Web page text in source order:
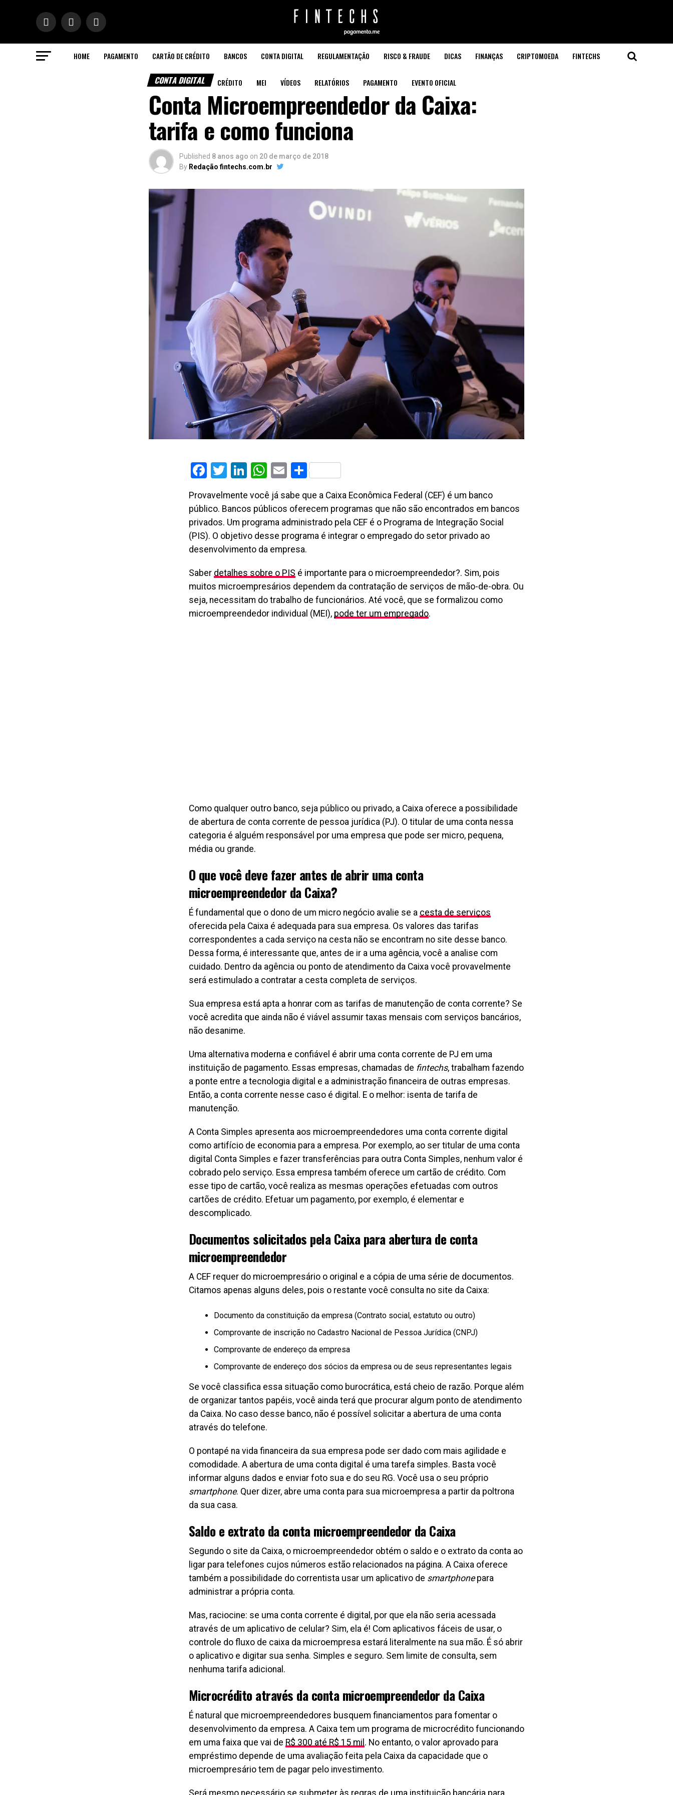
HOME PAGAMENTO CARTÃO DE CRÉDITO BANCOS CONTA DIGITAL REGULAMENTAÇÃO RISCO & FRAUDE DICAS FINANÇAS CRIPTOMOEDA FINTECHS
CRÉDITO MEI VÍDEOS RELATÓRIOS PAGAMENTO EVENTO OFICIAL
CONTA DIGITAL
Conta Microempreendedor da Caixa:
tarifa e como funciona
Published 8 anos ago on 20 de março de 2018
By Redação fintechs.com.br
Facebook
Twitter
LinkedIn
WhatsApp
EmailShare
Provavelmente você já sabe que a Caixa Econômica Federal (CEF) é um banco
público. Bancos públicos oferecem programas que não são encontrados em bancos
privados. Um programa administrado pela CEF é o Programa de Integração Social
(PIS). O objetivo desse programa é integrar o empregado do setor privado ao
desenvolvimento da empresa.
Saber detalhes sobre o PIS é importante para o microempreendedor?. Sim, pois
muitos microempresários dependem da contratação de serviços de mão-de-obra. Ou
seja, necessitam do trabalho de funcionários. Até você, que se formalizou como
microempreendedor individual (MEI), pode ter um empregado.
Como qualquer outro banco, seja público ou privado, a Caixa oferece a possibilidade
de abertura de conta corrente de pessoa jurídica (PJ). O titular de uma conta nessa
categoria é alguém responsável por uma empresa que pode ser micro, pequena,
média ou grande.
O que você deve fazer antes de abrir uma conta
microempreendedor da Caixa?
É fundamental que o dono de um micro negócio avalie se a cesta de serviços
oferecida pela Caixa é adequada para sua empresa. Os valores das tarifas
correspondentes a cada serviço na cesta não se encontram no site desse banco.
Dessa forma, é interessante que, antes de ir a uma agência, você a analise com
cuidado. Dentro da agência ou ponto de atendimento da Caixa você provavelmente
será estimulado a contratar a cesta completa de serviços.
Sua empresa está apta a honrar com as tarifas de manutenção de conta corrente? Se
você acredita que ainda não é viável assumir taxas mensais com serviços bancários,
não desanime.
Uma alternativa moderna e confiável é abrir uma conta corrente de PJ em uma
instituição de pagamento. Essas empresas, chamadas de fintechs, trabalham fazendo
a ponte entre a tecnologia digital e a administração financeira de outras empresas.
Então, a conta corrente nesse caso é digital. E o melhor: isenta de tarifa de
manutenção.
A Conta Simples apresenta aos microempreendedores uma conta corrente digital
como artifício de economia para a empresa. Por exemplo, ao ser titular de uma conta
digital Conta Simples e fazer transferências para outra Conta Simples, nenhum valor é
cobrado pelo serviço. Essa empresa também oferece um cartão de crédito. Com
esse tipo de cartão, você realiza as mesmas operações efetuadas com outros
cartões de crédito. Efetuar um pagamento, por exemplo, é elementar e
descomplicado.
Documentos solicitados pela Caixa para abertura de conta
microempreendedor
A CEF requer do microempresário o original e a cópia de uma série de documentos.
Citamos apenas alguns deles, pois o restante você consulta no site da Caixa:
Documento da constituição da empresa (Contrato social, estatuto ou outro)
Comprovante de inscrição no Cadastro Nacional de Pessoa Jurídica (CNPJ)
Comprovante de endereço da empresa
Comprovante de endereço dos sócios da empresa ou de seus representantes legais
Se você classifica essa situação como burocrática, está cheio de razão. Porque além
de organizar tantos papéis, você ainda terá que procurar algum ponto de atendimento
da Caixa. No caso desse banco, não é possível solicitar a abertura de uma conta
através do telefone.
O pontapé na vida financeira da sua empresa pode ser dado com mais agilidade e
comodidade. A abertura de uma conta digital é uma tarefa simples. Basta você
informar alguns dados e enviar foto sua e do seu RG. Você usa o seu próprio
smartphone. Quer dizer, abre uma conta para sua microempresa a partir da poltrona
da sua casa.
Saldo e extrato da conta microempreendedor da Caixa
Segundo o site da Caixa, o microempreendedor obtém o saldo e o extrato da conta ao
ligar para telefones cujos números estão relacionados na página. A Caixa oferece
também a possibilidade do correntista usar um aplicativo de smartphonepara
administrar a própria conta.
Mas, raciocine: se uma conta corrente é digital, por que ela não seria acessada
através de um aplicativo de celular? Sim, ela é! Com aplicativos fáceis de usar, o
controle do fluxo de caixa da microempresa estará literalmente na sua mão. É só abrir
o aplicativo e digitar sua senha. Simples e seguro. Sem limite de consulta, sem
nenhuma tarifa adicional.
Microcrédito através da conta microempreendedor da Caixa
É natural que microempreendedores busquem financiamentos para fomentar o
desenvolvimento da empresa. A Caixa tem um programa de microcrédito funcionando
em uma faixa que vai de R$ 300 até R$ 15 mil . No entanto, o valor aprovado para
empréstimo depende de uma avaliação feita pela Caixa da capacidade que o
microempresário tem de pagar pelo investimento.
Será mesmo necessário se submeter às regras de uma instituição bancária para